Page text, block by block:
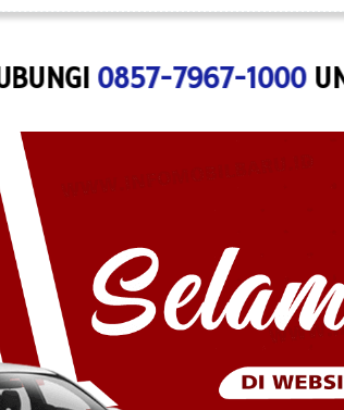
0857-7967-1000UNTUK